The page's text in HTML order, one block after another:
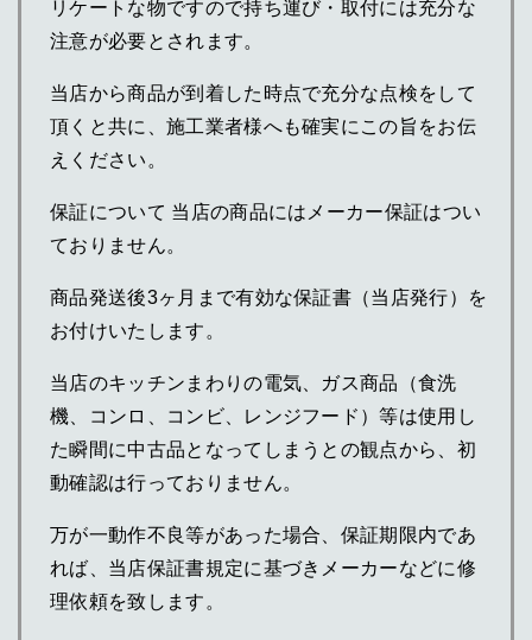
リケートな物ですので持ち運び・取付には充分な
注意が必要とされます。
当店から商品が到着した時点で充分な点検をして
頂くと共に、施工業者様へも確実にこの旨をお伝
えください。
保証について 当店の商品にはメーカー保証はつい
ておりません。
商品発送後3ヶ月まで有効な保証書（当店発行）を
お付けいたします。
当店のキッチンまわりの電気、ガス商品（食洗
機、コンロ、コンビ、レンジフード）等は使用し
た瞬間に中古品となってしまうとの観点から、初
動確認は行っておりません。
万が一動作不良等があった場合、保証期限内であ
れば、当店保証書規定に基づきメーカーなどに修
理依頼を致します。